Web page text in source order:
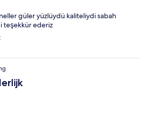
güler yüzlüydü kaliteliydi sabah
teşekkür ederiz